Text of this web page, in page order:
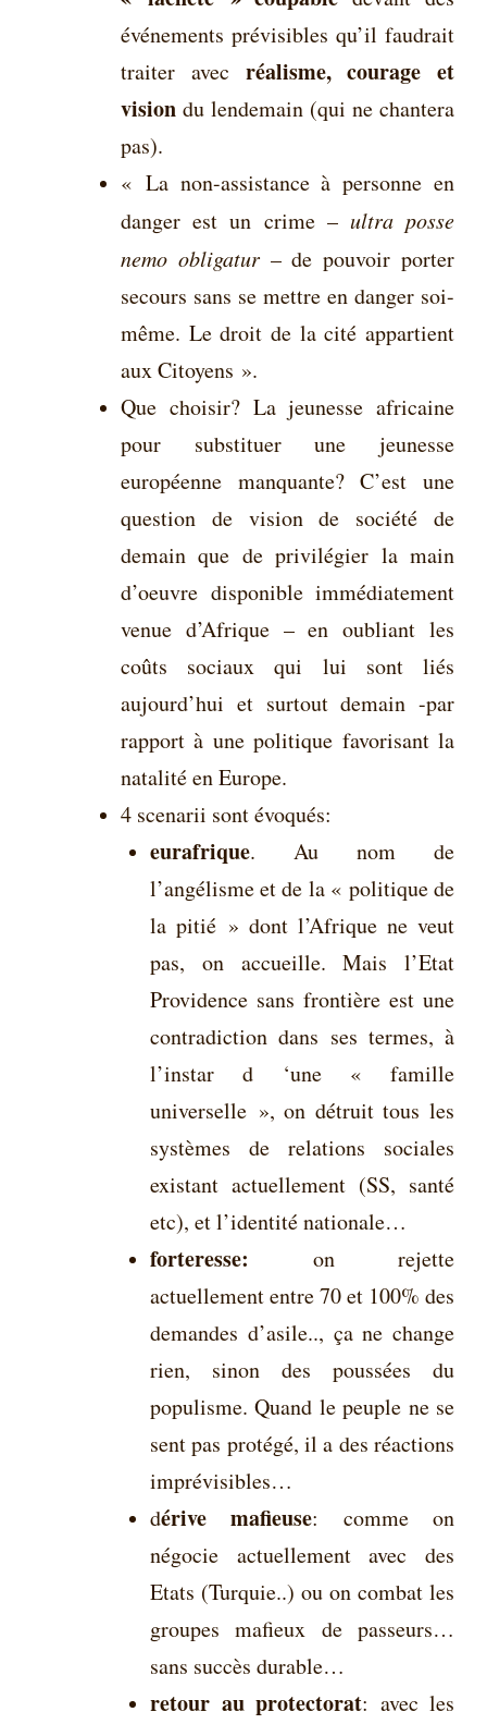
événements prévisibles qu’il faudrait
traiter avec réalisme, courage et
vision du lendemain (qui ne chantera
pas).
« La non-assistance à personne en
danger est un crime – ultra posse
nemo obligatur – de pouvoir porter
secours sans se mettre en danger soi-
même. Le droit de la cité appartient
aux Citoyens ».
Que choisir? La jeunesse africaine
pour substituer une jeunesse
européenne manquante? C’est une
question de vision de société de
demain que de privilégier la main
d’oeuvre disponible immédiatement
venue d’Afrique – en oubliant les
coûts sociaux qui lui sont liés
aujourd’hui et surtout demain -par
rapport à une politique favorisant la
natalité en Europe.
4 scenarii sont évoqués:
eurafrique. Au nom de
l’angélisme et de la « politique de
la pitié » dont l’Afrique ne veut
pas, on accueille. Mais l’Etat
Providence sans frontière est une
contradiction dans ses termes, à
l’instar d ‘une « famille
universelle », on détruit tous les
systèmes de relations sociales
existant actuellement (SS, santé
etc), et l’identité nationale…
forteresse: on rejette
actuellement entre 70 et 100% des
demandes d’asile.., ça ne change
rien, sinon des poussées du
populisme. Quand le peuple ne se
sent pas protégé, il a des réactions
imprévisibles…
dérive mafieuse: comme on
négocie actuellement avec des
Etats (Turquie..) ou on combat les
groupes mafieux de passeurs…
sans succès durable…
retour au protectorat: avec les